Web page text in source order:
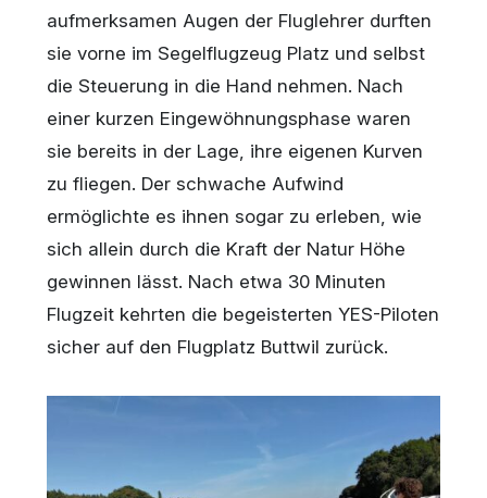
aufmerksamen Augen der Fluglehrer durften
sie vorne im Segelflugzeug Platz und selbst
die Steuerung in die Hand nehmen. Nach
einer kurzen Eingewöhnungsphase waren
sie bereits in der Lage, ihre eigenen Kurven
zu fliegen. Der schwache Aufwind
ermöglichte es ihnen sogar zu erleben, wie
sich allein durch die Kraft der Natur Höhe
gewinnen lässt. Nach etwa 30 Minuten
Flugzeit kehrten die begeisterten YES-Piloten
sicher auf den Flugplatz Buttwil zurück.